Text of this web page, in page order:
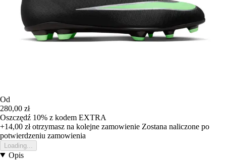
Od
280,00 zł
Oszczędź 10% z kodem EXTRA
+14,00 złotrzymasz na kolejne zamowienie Zostana naliczone po
potwierdzeniu zamowienia
Loading...
Opis